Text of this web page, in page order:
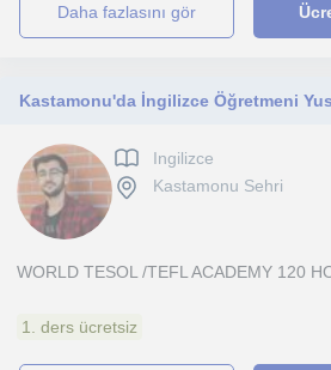
daha fazlasını gör
Ingilizce
Kastamonu Sehri
WORLD TESOL /TEFL ACADEMY 120
1. ders ücretsiz